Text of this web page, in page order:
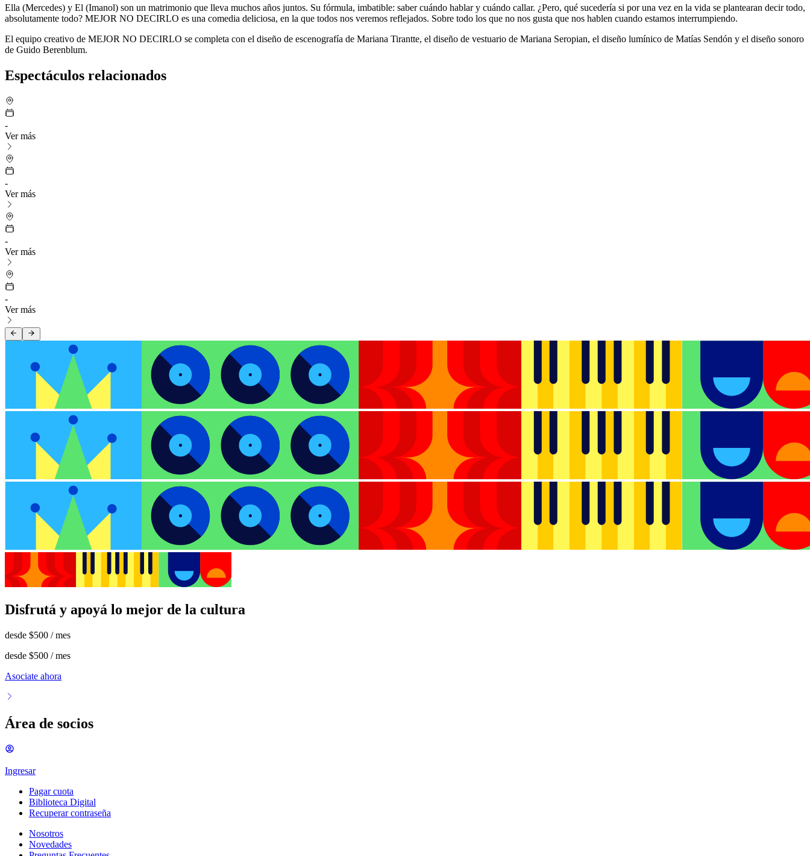
Ella (Mercedes) y El (Imanol) son un matrimonio que lleva muchos años juntos. Su fórmula, imbatible: saber cuándo hablar y cuándo callar. ¿Pero, qué sucedería si por una vez en la vida se plantearan decir todo,
absolutamente todo? MEJOR NO DECIRLO es una comedia deliciosa, en la que todos nos veremos reflejados. Sobre todo los que no nos gusta que nos hablen cuando estamos interrumpiendo.
El equipo creativo de MEJOR NO DECIRLO se completa con el diseño de escenografía de Mariana Tirantte, el diseño de vestuario de Mariana Seropian, el diseño lumínico de Matías Sendón y el diseño sonoro
de Guido Berenblum.
Espectáculos relacionados
-
Ver más
-
Ver más
-
Ver más
-
Ver más
Disfrutá y apoyá lo mejor de la cultura
desde $500 / mes
desde $500 / mes
Asociate ahora
Área de socios
Ingresar
Pagar cuota
Biblioteca Digital
Recuperar contraseña
Nosotros
Novedades